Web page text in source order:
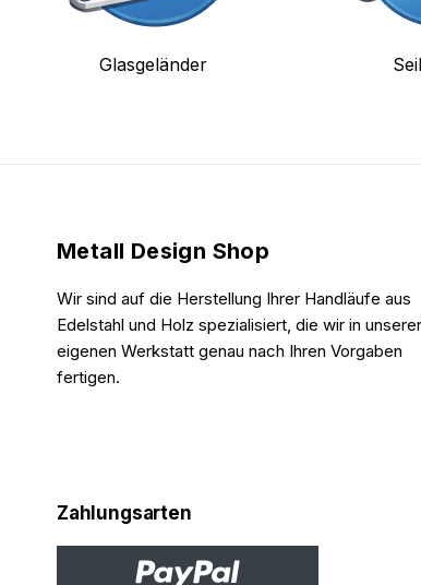
Glasgeländer
Metall Design Shop
Wir sind auf die Herstellung Ihrer Handläufe aus
Edelstahl und Holz spezialisiert, die wir in unserer
eigenen Werkstatt genau nach Ihren Vorgaben
fertigen.
Zahlungsarten